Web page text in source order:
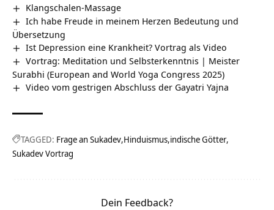
Klangschalen-Massage
Ich habe Freude in meinem Herzen Bedeutung und
Übersetzung
Ist Depression eine Krankheit? Vortrag als Video
Vortrag: Meditation und Selbsterkenntnis | Meister
Surabhi (European and World Yoga Congress 2025)
Video vom gestrigen Abschluss der Gayatri Yajna
TAGGED: Frage an Sukadev Hinduismus indische Götter
Sukadev Vortrag
Dein Feedback?